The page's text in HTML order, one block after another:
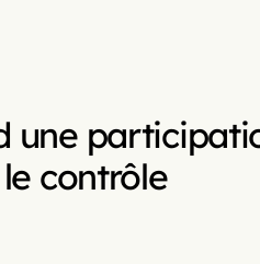
une
contrôle